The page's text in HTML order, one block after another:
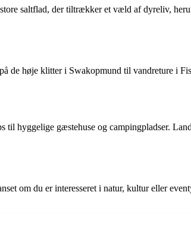
saltflad, der tiltrækker et væld af dyreliv,
de høje klitter i Swakopmund til vandreture i
hyggelige gæstehuse og campingpladser.
om du er interesseret i natur, kultur eller